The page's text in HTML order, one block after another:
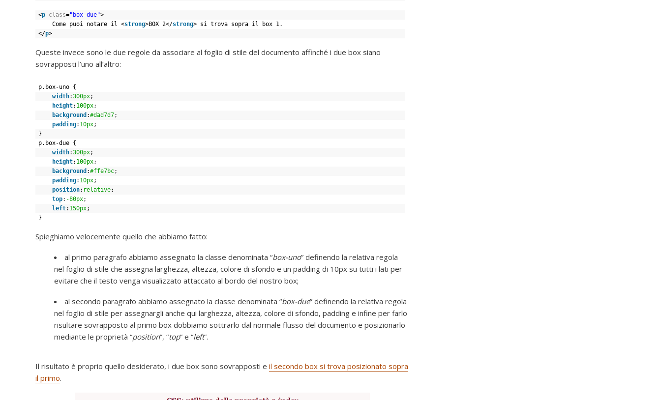
<p class="box-due">
Come puoi notare il <strong>BOX 2</strong> si trova sopra il box 1.
</p>
Queste invece sono le due regole da associare al foglio di stile del documento affinché i due box siano
sovrapposti l’uno all’altro:
p.box-uno {
width:300px;
height: 100px;
background :#dad7d7;
padding: 10px;
}
p.box-due {
width:300px;
height: 100px;
background :#ffe7bc;
padding: 10px;
position: relative;
top: -80px;
left: 150px;
}
Spieghiamo velocemente quello che abbiamo fatto:
al primo paragrafo abbiamo assegnato la classe denominata “box-uno” definendo la relativa regola
nel foglio di stile che assegna larghezza, altezza, colore di sfondo e un padding di 10px su tutti i lati per
evitare che il testo venga visualizzato attaccato al bordo del nostro box;
al secondo paragrafo abbiamo assegnato la classe denominata “box-due” definendo la relativa regola
nel foglio di stile per assegnargli anche qui larghezza, altezza, colore di sfondo, padding e infine per farlo
risultare sovrapposto al primo box dobbiamo sottrarlo dal normale flusso del documento e posizionarlo
mediante le proprietà “position”, “top” e “left”.
Il risultato è proprio quello desiderato, i due box sono sovrapposti e il secondo box si trova posizionato sopra
il primo.